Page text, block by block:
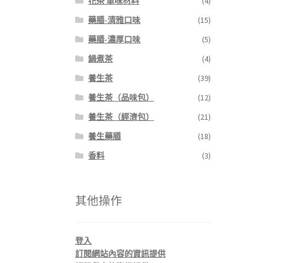
藥膳-清雅口味
(15)
藥膳-濃厚口味
(5)
鍋煮茶
(4)
養生茶
(39)
養生茶（品味包）
(12)
養生茶（經濟包）
(21)
養生藥膳
(18)
香料
(3)
其他操作
登入
訂閱網站內容的資訊提供